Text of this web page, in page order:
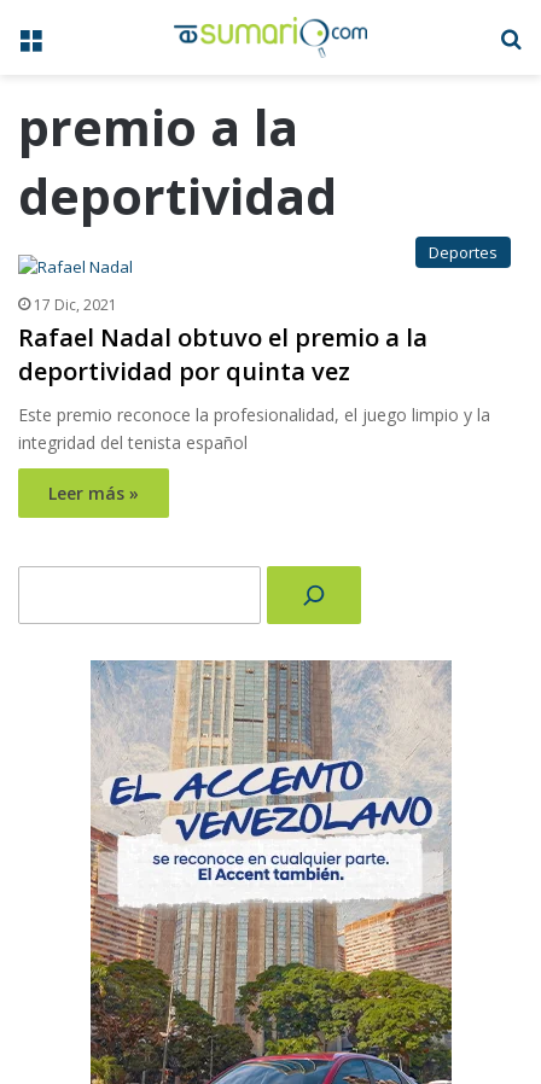
Menú
premio a la
deportividad
Deportes
17 Dic, 2021
Rafael Nadal obtuvo el premio a la
deportividad por quinta vez
Este premio reconoce la profesionalidad, el juego limpio y la
integridad del tenista español
Leer más »